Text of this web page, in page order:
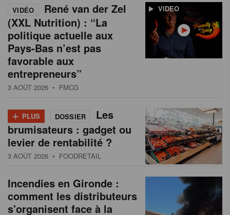
VIDEO
VIDÉO
René van der Zel
(XXL Nutrition) : “La
politique actuelle aux
Pays-Bas n’est pas
favorable aux
entrepreneurs”
3 AOÛT 2026 • FMCG
+ PLUS DOSSIER
Les
brumisateurs : gadget ou
levier de rentabilité ?
3 AOÛT 2026 • FOODRETAIL
Incendies en Gironde :
comment les distributeurs
s'organisent face à la